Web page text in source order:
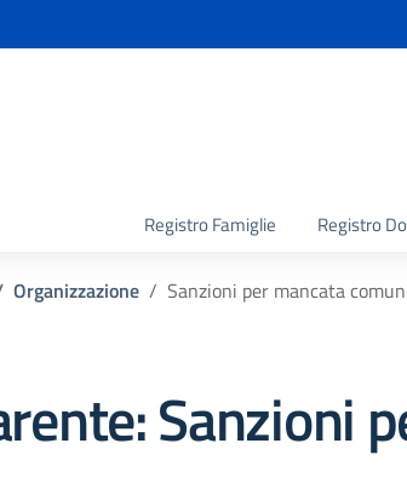
Registro Famiglie Registro
Organizzazione Sanzioni per mancata
Sanzioni